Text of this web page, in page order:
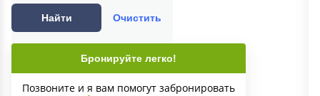
Найти Очистить
Бронируйте легко!
Позвоните и я вам помогут забронировать